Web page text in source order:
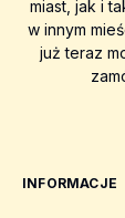
miast, jak i
w innym
już teraz
INFORMACJE